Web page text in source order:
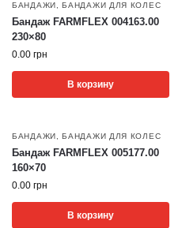
БАНДАЖИ ,БАНДАЖИ ДЛЯ КОЛЕС
Бандаж FARMFLEX 004163.00
230×80
0.00 грн
В корзину
БАНДАЖИ ,БАНДАЖИ ДЛЯ КОЛЕС
Бандаж FARMFLEX 005177.00
160×70
0.00 грн
В корзину